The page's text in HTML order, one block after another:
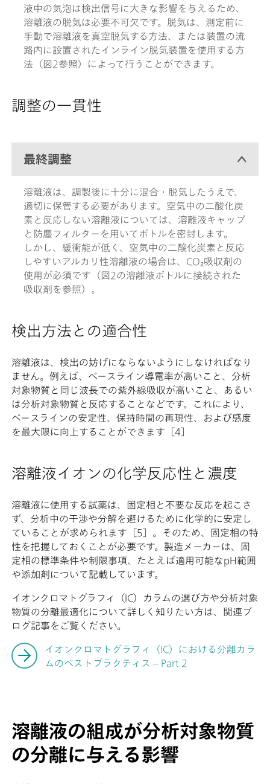
液中の気泡は検出信号に大きな影響を与えるため、
溶離液の脱気は必要不可欠です。脱気は、測定前に
手動で溶離液を真空脱気する方法、または装置の流
路内に設置されたインライン脱気装置を使用する方
法（図2参照）によって行うことができます。
調整の一貫性
最終調整
溶離液は、調製後に十分に混合・脱気したうえで、
適切に保管する必要があります。空気中の二酸化炭
素と反応しない溶離液については、溶離液キャップ
と防塵フィルターを用いてボトルを密封します。
しかし、緩衝能が低く、空気中の二酸化炭素と反応
しやすいアルカリ性溶離液の場合は、CO₂吸収剤の
使用が必須です（図2の溶離液ボトルに接続された
吸収剤を参照）。
検出方法との適合性
溶離液は、検出の妨げにならないようにしなければなり
ません。例えば、ベースライン導電率が高いこと、分析
対象物質と同じ波長での紫外線吸収が高いこと、あるい
は分析対象物質と反応することなどです。これにより、
ベースラインの安定性、保持時間の再現性、および感度
を最大限に向上することができます［4］
溶離液イオンの化学反応性と濃度
溶離液に使用する試薬は、固定相と不要な反応を起こさ
ず、分析中の干渉や分解を避けるために化学的に安定し
ていることが求められます［5］。そのため、固定相の特
性を把握しておくことが必要です。製造メーカーは、固
定相の標準条件や制限事項、たとえば適用可能なpH範囲
や添加剤について記載しています。
イオンクロマトグラフィ（IC）カラムの選び方や分析対象
物質の分離最適化について詳しく知りたい方は、関連ブ
ログ記事をご覧ください。
イオンクロマトグラフィ（IC）における分離カラ
ムのベストプラクティス – Part 2
溶離液の組成が分析対象物質
の分離に与える影響